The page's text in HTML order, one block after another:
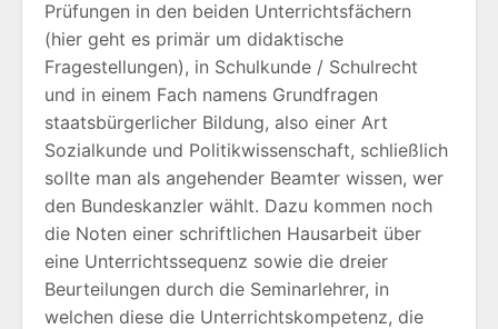
Prüfungen in den beiden Unterrichtsfächern
(hier geht es primär um didaktische
Fragestellungen), in Schulkunde / Schulrecht
und in einem Fach namens Grundfragen
staatsbürgerlicher Bildung, also einer Art
Sozialkunde und Politikwissenschaft, schließlich
sollte man als angehender Beamter wissen, wer
den Bundeskanzler wählt. Dazu kommen noch
die Noten einer schriftlichen Hausarbeit über
eine Unterrichtssequenz sowie die dreier
Beurteilungen durch die Seminarlehrer, in
welchen diese die Unterrichtskompetenz, die